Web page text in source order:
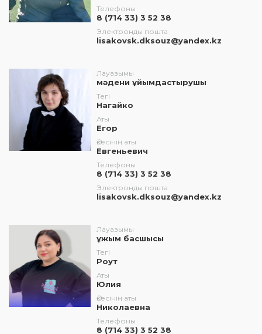
Телефоны
8 (714 33) 3 52 38
Электронды пошта
lisakovsk.dksouz@yandex.kz
Лауазымы
мәдени ұйымдастырушы
Тегі
Нагайко
Аты
Егор
Әкесінің аты
Евгеньевич
Телефоны
8 (714 33) 3 52 38
Электронды пошта
lisakovsk.dksouz@yandex.kz
Лауазымы
ұжым басшысы
Тегі
Роут
Аты
Юлия
Әкесінің аты
Николаевна
Телефоны
8 (714 33) 3 52 38